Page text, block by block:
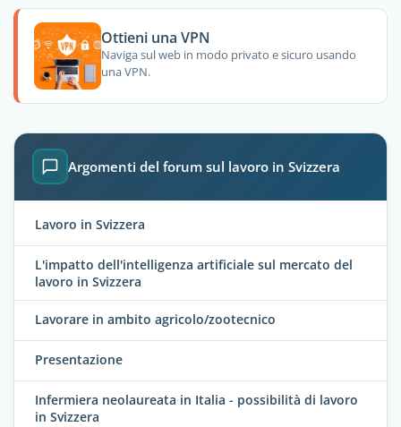
Ottieni una VPN
Naviga sul web in modo privato e sicuro usando
una VPN.
Argomenti del forum sul lavoro in Svizzera
Lavoro in Svizzera
L'impatto dell'intelligenza artificiale sul mercato del
lavoro in Svizzera
Lavorare in ambito agricolo/zootecnico
Presentazione
Infermiera neolaureata in Italia - possibilità di lavoro
in Svizzera